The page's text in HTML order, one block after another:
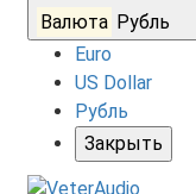
Валюта Рубль
Euro
US Dollar
Рубль
Закрыть